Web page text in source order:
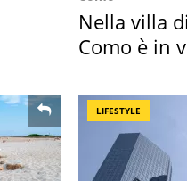
Nella villa
Como è in
LIFESTYLE